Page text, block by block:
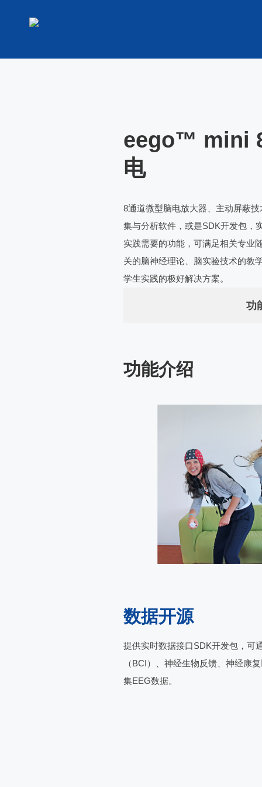
eego™ mini
电
8通道微型脑电放大器、主动屏蔽
集与分析软件，或是SDK开发包，
实践需要的功能，可满足相关专业
关的脑神经理论、脑实验技术的教
学生实践的极好解决方案。
功
功能介绍
数据开源
提供实时数据接口SDK开发包，可
（BCI）、神经生物反馈、神经康
集EEG数据。